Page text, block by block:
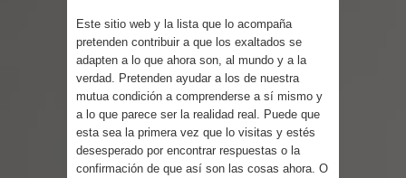
Los Monstruos más Buscados
Parte 09: Los Muertos Cuentan
Cuentos
Este sitio web y la lista que lo acompaña
pretenden contribuir a que los exaltados se
adapten a lo que ahora son, al mundo y a la
verdad. Pretenden ayudar a los de nuestra
mutua condición a comprenderse a sí mismo y
a lo que parece ser la realidad real. Puede que
esta sea la primera vez que lo visitas y estés
desesperado por encontrar respuestas o la
confirmación de que así son las cosas ahora. O